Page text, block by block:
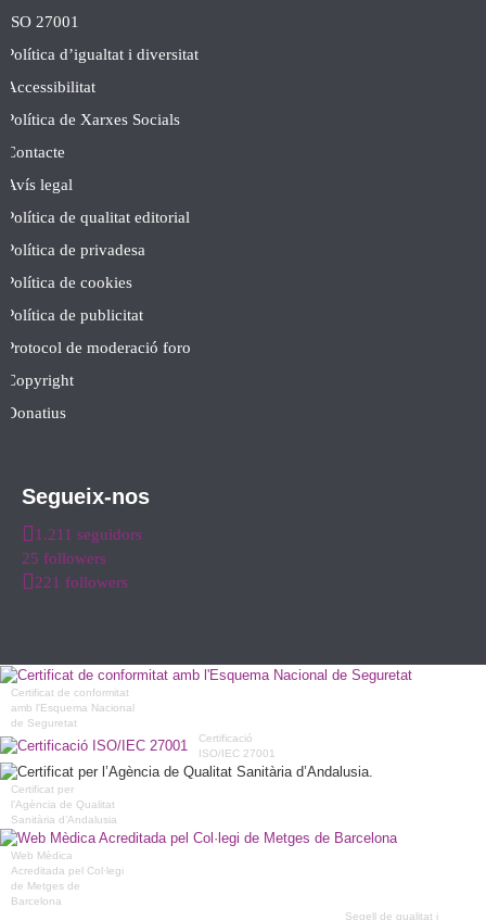
ISO 27001
Política d’igualtat i diversitat
Accessibilitat
Política de Xarxes Socials
Contacte
Avís legal
Política de qualitat editorial
Política de privadesa
Política de cookies
Política de publicitat
Protocol de moderació foro
Copyright
Donatius
Segueix-nos
1.211 seguidors
25 followers
221 followers
Certificat de conformitat
amb l'Esquema Nacional
de Seguretat
Certificació
ISO/IEC 27001
Certificat per
l’Agència de Qualitat
Sanitària d’Andalusia
Web Mèdica
Acreditada pel Col·legi
de Metges de
Barcelona
Segell de qualitat i